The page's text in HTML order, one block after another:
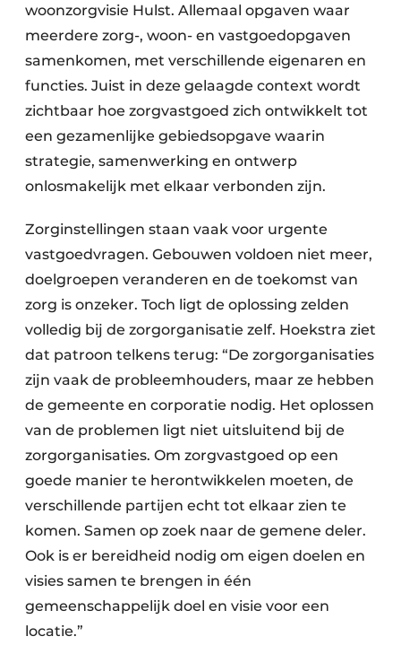
woonzorgvisie Hulst. Allemaal opgaven waar
meerdere zorg-, woon- en vastgoedopgaven
samenkomen, met verschillende eigenaren en
functies. Juist in deze gelaagde context wordt
zichtbaar hoe zorgvastgoed zich ontwikkelt tot
een gezamenlijke gebiedsopgave waarin
strategie, samenwerking en ontwerp
onlosmakelijk met elkaar verbonden zijn.
Zorginstellingen staan vaak voor urgente
vastgoedvragen. Gebouwen voldoen niet meer,
doelgroepen veranderen en de toekomst van
zorg is onzeker. Toch ligt de oplossing zelden
volledig bij de zorgorganisatie zelf. Hoekstra ziet
dat patroon telkens terug: “De zorgorganisaties
zijn vaak de probleemhouders, maar ze hebben
de gemeente en corporatie nodig. Het oplossen
van de problemen ligt niet uitsluitend bij de
zorgorganisaties. Om zorgvastgoed op een
goede manier te herontwikkelen moeten, de
verschillende partijen echt tot elkaar zien te
komen. Samen op zoek naar de gemene deler.
Ook is er bereidheid nodig om eigen doelen en
visies samen te brengen in één
gemeenschappelijk doel en visie voor een
locatie.”